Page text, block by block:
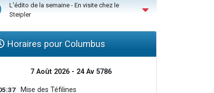
L'édito de la semaine - En visite chez le
Steipler
Horaires pour Columbus
7 Août 2026 - 24 Av 5786
Mise des Téfilines